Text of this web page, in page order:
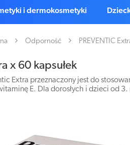
i dermokosmetyki
Odporność PREVENTIC
x 60 kapsułek
Extra przeznaczony jest do
E. Dla dorosłych i dzieci od 3.